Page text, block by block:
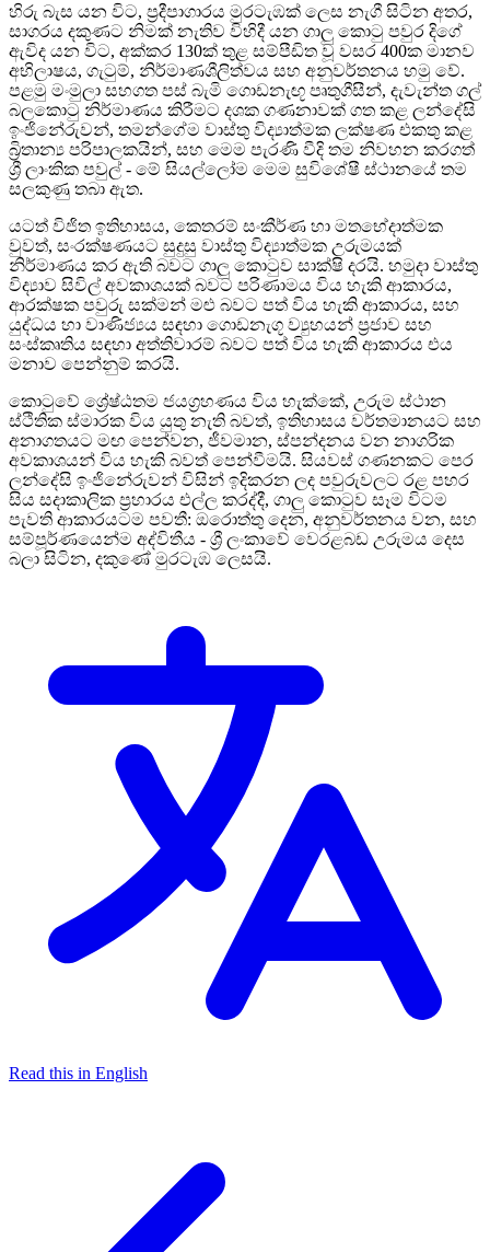
හිරු බැස යන විට, ප්‍රදීපාගාරය මුරටැඹක් ලෙස නැගී සිටින අතර,
සාගරය දකුණට නිමක් නැතිව විහිදී යන ගාලු කොටු පවුර දිගේ
ඇවිද යන විට, අක්කර 130ක් තුළ සම්පීඩිත වූ වසර 400ක මානව
අභිලාෂය, ගැටුම්, නිර්මාණශීලිත්වය සහ අනුවර්තනය හමු වේ.
පළමු මංමුලා සහගත පස් බැමි ගොඩනැඟූ පෘතුගීසීන්, දැවැන්ත ගල්
බලකොටු නිර්මාණය කිරීමට දශක ගණනාවක් ගත කළ ලන්දේසි
ඉංජිනේරුවන්, තමන්ගේම වාස්තු විද්‍යාත්මක ලක්ෂණ එකතු කළ
බ්‍රිතාන්‍ය පරිපාලකයින්, සහ මෙම පැරණි වීදි තම නිවහන කරගත්
ශ්‍රී ලාංකික පවුල් - මේ සියල්ලෝම මෙම සුවිශේෂී ස්ථානයේ තම
සලකුණු තබා ඇත.
යටත් විජිත ඉතිහාසය, කෙතරම් සංකීර්ණ හා මතභේදාත්මක
වුවත්, සංරක්ෂණයට සුදුසු වාස්තු විද්‍යාත්මක උරුමයක්
නිර්මාණය කර ඇති බවට ගාලු කොටුව සාක්ෂි දරයි. හමුදා වාස්තු
විද්‍යාව සිවිල් අවකාශයක් බවට පරිණාමය විය හැකි ආකාරය,
ආරක්ෂක පවුරු සක්මන් මළු බවට පත් විය හැකි ආකාරය, සහ
යුද්ධය හා වාණිජ්‍යය සඳහා ගොඩනැගූ ව්‍යුහයන් ප්‍රජාව සහ
සංස්කෘතිය සඳහා අත්තිවාරම් බවට පත් විය හැකි ආකාරය එය
මනාව පෙන්නුම් කරයි.
කොටුවේ ශ්‍රේෂ්ඨතම ජයග්‍රහණය විය හැක්කේ, උරුම ස්ථාන
ස්ථිතික ස්මාරක විය යුතු නැති බවත්, ඉතිහාසය වර්තමානයට සහ
අනාගතයට මඟ පෙන්වන, ජීවමාන, ස්පන්දනය වන නාගරික
අවකාශයන් විය හැකි බවත් පෙන්වීමයි. සියවස් ගණනකට පෙර
ලන්දේසි ඉංජිනේරුවන් විසින් ඉදිකරන ලද පවුරුවලට රළ පහර
සිය සදාකාලික ප්‍රහාරය එල්ල කරද්දී, ගාලු කොටුව සෑම විටම
පැවති ආකාරයටම පවතී: ඔරොත්තු දෙන, අනුවර්තනය වන, සහ
සම්පූර්ණයෙන්ම අද්විතීය - ශ්‍රී ලංකාවේ වෙරළබඩ උරුමය දෙස
බලා සිටින, දකුණේ මුරටැඹ ලෙසයි.
Read this in English